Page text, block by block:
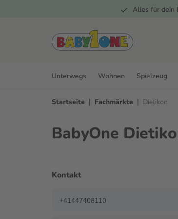
Zur Hauptnavigation springen Alles für dein
Unterwegs Wohnen Spielzeug
Startseite | Fachmärkte | Dietikon
BabyOne
Kontakt
+41447408110